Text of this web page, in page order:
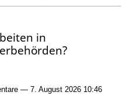
in
— 7. August 2026 10:46